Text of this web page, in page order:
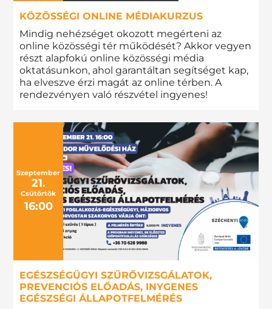
KÖZÖSSÉGI ONLINE MÉDIAKURZUS
Mindig nehézséget okozott megérteni az
online közösségi tér működését? Akkor vegyen
részt alapfokú online közösségi média
oktatásunkon, ahol garantáltan segítséget kap,
ha elveszve érzi magát az online térben. A
rendezvényen való részvétel ingyenes!
Szeptember
21.
Csütörtök
16:00
EGÉSZSÉGÜGYI SZŰRŐVIZSGÁLATOK,
PREVENCIÓS ELŐADÁS, INYGENES
EGÉSZSÉGI ÁLLAPOTFELMÉRÉS